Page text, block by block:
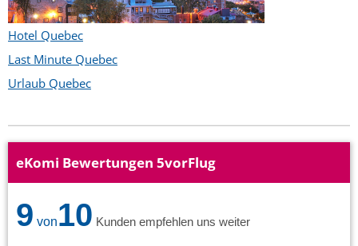
Hotel Quebec
Last Minute Quebec
Urlaub Quebec
eKomi Bewertungen 5vorFlug
9 von10 Kunden empfehlen uns weiter